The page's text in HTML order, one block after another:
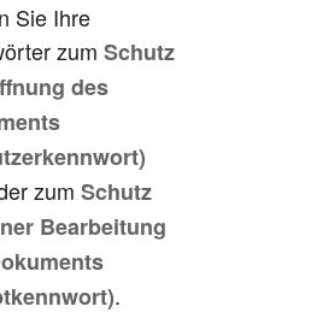
Entwicklungen
einfügen
(3/3)
Sie Ihre
zum Schutz
des
zum Schutz
Bearbeitung
.